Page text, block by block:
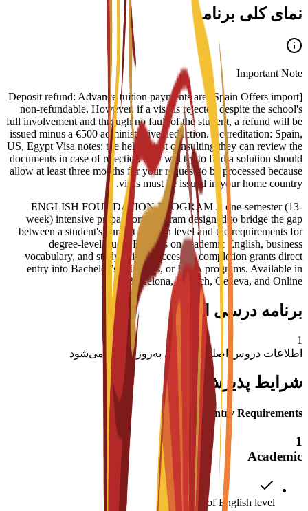
نمای کلی برنامه
Important Note
[Spain Offers import] Deposit refund: Advance tuition payments are
non-refundable. However, if a visa is rejected despite the school's
full involvement and through no fault of the student, a refund will be
issued minus a €500 administrative deduction. Accreditation: Spain,
US, Egypt Visa notes: the help is just consulting they can review the
documents in case of rejection they will try to find a solution should
allow at least three months for your request to be processed because
visas must be issued in your home country.
ENGLISH FOUNDATION PROGRAM A one-semester (13-
week) intensive preparatory program designed to bridge the gap
between a student's current English level and the requirements for
degree-level study. Focuses on academic English, business
vocabulary, and study skills. Successful completion grants direct
entry into Bachelor’s, Master’s, or MBA programs. Available in
Barcelona, Munich, Geneva, and Online.
برنامه درسی اصلی
1
اطلاعات دروس اصلی به زودی به‌روزرسانی می‌شود
شرایط پذیرش
Entry Requirements
1
Academic
Proof of English level: